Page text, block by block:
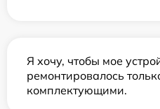
Я хочу, чтобы мое
ремонтировалось
комплектующими.